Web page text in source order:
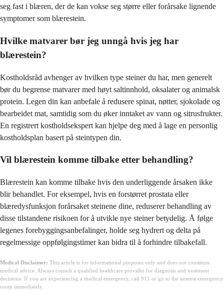
seg fast i blæren, der de kan vokse seg større eller forårsake lignende
symptomer som blærestein.
Hvilke matvarer bør jeg unngå hvis jeg har
blærestein?
Kostholdsråd avhenger av hvilken type steiner du har, men generelt
bør du begrense matvarer med høyt saltinnhold, oksalater og animalsk
protein. Legen din kan anbefale å redusere spinat, nøtter, sjokolade og
bearbeidet mat, samtidig som du øker inntaket av vann og sitrusfrukter.
En registrert kostholdsekspert kan hjelpe deg med å lage en personlig
kostholdsplan basert på steintypen din.
Vil blærestein komme tilbake etter behandling?
Blærestein kan komme tilbake hvis den underliggende årsaken ikke
blir behandlet. For eksempel, hvis en forstørret prostata eller
blæredysfunksjon forårsaket steinene dine, reduserer behandling av
disse tilstandene risikoen for å utvikle nye steiner betydelig. Å følge
legenes forebyggingsanbefalinger, holde seg hydrert og delta på
regelmessige oppfølgingstimer kan bidra til å forhindre tilbakefall.
Medical Disclaimer: This article is for informational purposes only and does not constitute
medical advice. Always consult a qualified healthcare provider for diagnosis and treatment
decisions. If you are experiencing a medical emergency, call 911 or go to the nearest emergency
room immediately.